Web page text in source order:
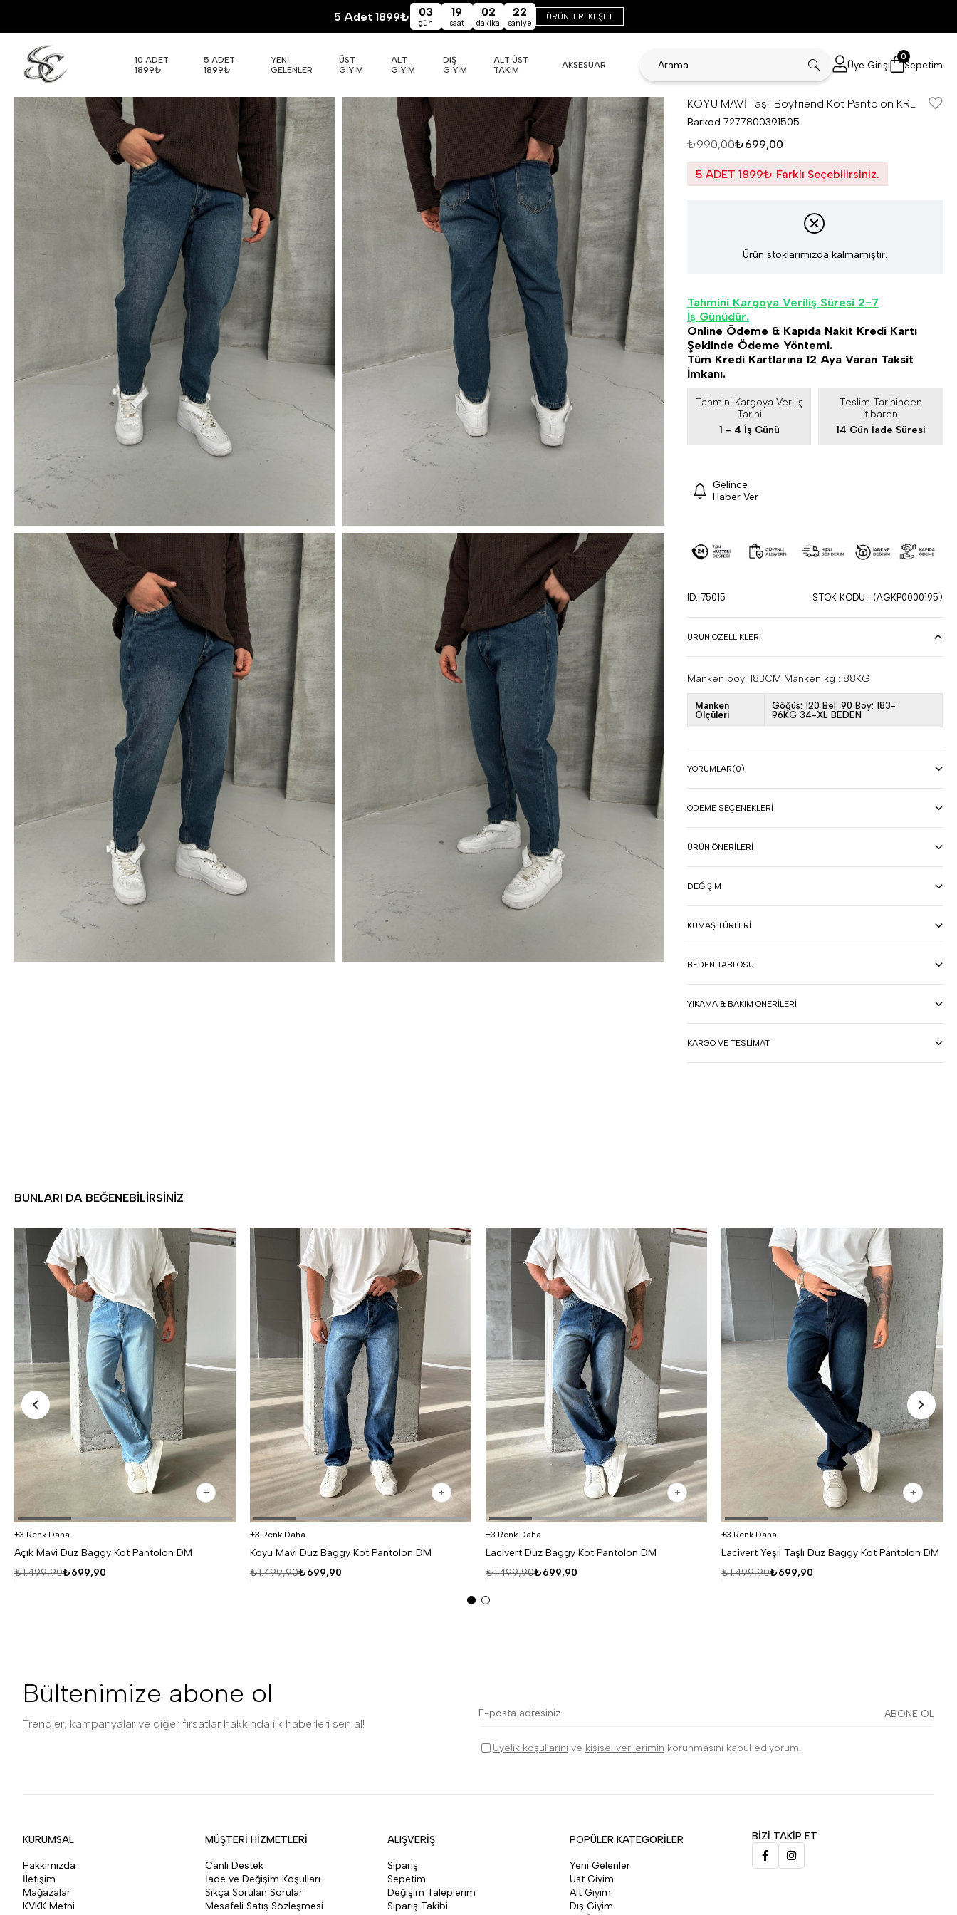
5 Adet 1899₺ 03
gün
19
saat
02
dakika
20
saniye
ÜRÜNLERİ KEŞET
10 ADET
1899₺
5 ADET
1899₺
YENİ
GELENLER
ÜST
GİYİM
ALT
GİYİM
DIŞ
GİYİM
ALT ÜST
TAKIM
AKSESUAR Üye Girişi Sepetim
0
KOYU MAVİ Taşlı Boyfriend Kot Pantolon KRL
Barkod 7277800391505
₺990,00₺699,00
5 ADET 1899₺ Farklı Seçebilirsiniz.
Ürün stoklarımızda kalmamıştır.
Tahmini Kargoya Veriliş Süresi 2-7
İş Günüdür.
Online Ödeme & Kapıda Nakit Kredi Kartı
Şeklinde Ödeme Yöntemi.
Tüm Kredi Kartlarına 12 Aya Varan Taksit
İmkanı.
Tahmini Kargoya Veriliş
Tarihi
1 - 4 İş Günü
Teslim Tarihinden
İtibaren
14 Gün İade Süresi
Gelince
Haber Ver
ID: 75015 STOK KODU (AGKP0000195)
ÜRÜN ÖZELLIKLERI
Manken boy: 183CM Manken kg : 88KG
Manken
Ölçüleri
Göğüs: 120 Bel: 90 Boy: 183-
96KG 34-XL BEDEN
YORUMLAR(0)
ÖDEME SEÇENEKLERI
ÜRÜN ÖNERILERI
DEĞIŞIM
KUMAŞ TÜRLERI
BEDEN TABLOSU
YIKAMA & BAKIM ÖNERILERI
KARGO VE TESLIMAT
BUNLARI DA BEĞENEBILIRSINIZ
3 Renk Daha
Açık Mavi Düz Baggy Kot Pantolon DM
₺699,90
₺1.499,90
3 Renk Daha
Koyu Mavi Düz Baggy Kot Pantolon DM
₺699,90
₺1.499,90
3 Renk Daha
Lacivert Düz Baggy Kot Pantolon DM
₺699,90
₺1.499,90
3 Renk Daha
Lacivert Yeşil Taşlı Düz Baggy Kot Pantolon DM
₺699,90
₺1.499,90
Bültenimize abone ol
Trendler, kampanyalar ve diğer fırsatlar hakkında ilk haberleri sen al!
ABONE OL
Üyelik koşullarını ve kişisel verilerimin korunmasını kabul ediyorum.
KURUMSAL
Hakkımızda
İletişim
Mağazalar
KVKK Metni
MÜŞTERİ HİZMETLERİ
Canlı Destek
İade ve Değişim Koşulları
Sıkça Sorulan Sorular
Mesafeli Satış Sözleşmesi
ALIŞVERİŞ
Sipariş
Sepetim
Değişim Taleplerim
Sipariş Takibi
POPÜLER KATEGORİLER
Yeni Gelenler
Üst Giyim
Alt Giyim
Dış Giyim
BİZİ TAKİP ET